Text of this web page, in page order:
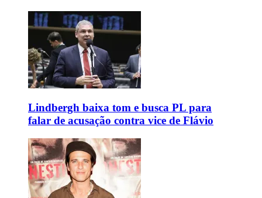
Lindbergh baixa tom e busca PL para
falar de acusação contra vice de Flávio